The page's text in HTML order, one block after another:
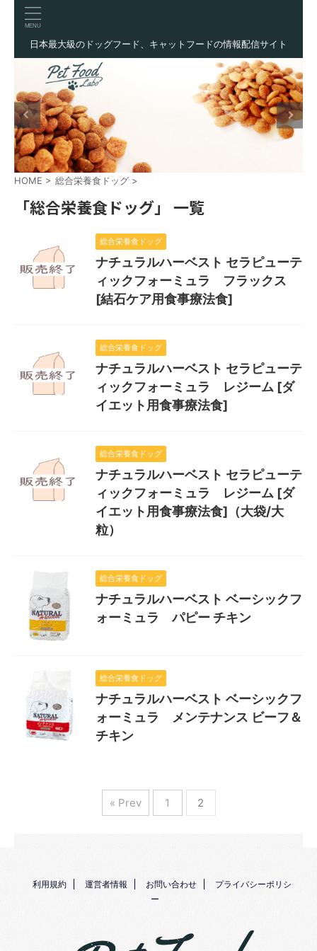
日本最大級のドッグフード、キャットフードの情報配信サイト
HOME > 総合栄養食ドッグ >
「総合栄養食ドッグ」 一覧
総合栄養食ドッグ
ナチュラルハーベスト セラピューテ
ィックフォーミュラ フラックス
[結石ケア用食事療法食]
総合栄養食ドッグ
ナチュラルハーベスト セラピューテ
ィックフォーミュラ レジーム [ダ
イエット用食事療法食]
総合栄養食ドッグ
ナチュラルハーベスト セラピューテ
ィックフォーミュラ レジーム [ダ
イエット用食事療法食]（大袋/大
粒）
総合栄養食ドッグ
ナチュラルハーベスト ベーシックフ
ォーミュラ パピー チキン
総合栄養食ドッグ
ナチュラルハーベスト ベーシックフ
ォーミュラ メンテナンス ビーフ＆
チキン
« Prev 1 2
利用規約 運営者情報 お問い合わせ
プライバシーポリシ
ー